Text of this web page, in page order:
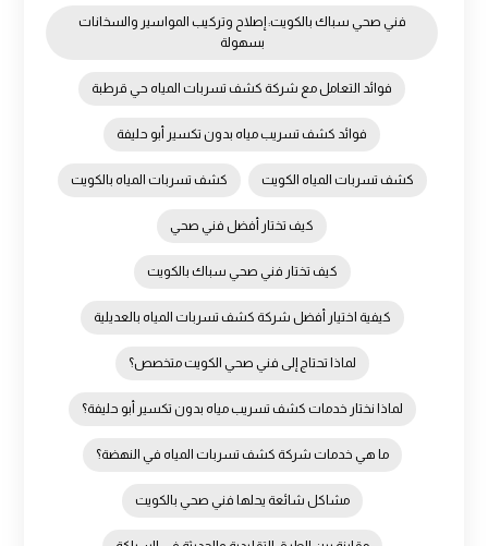
فني صحي سباك بالكويت: إصلاح وتركيب المواسير والسخانات
بسهولة
فوائد التعامل مع شركة كشف تسربات المياه حي قرطبة
فوائد كشف تسريب مياه بدون تكسير أبو حليفة
كشف تسربات المياه الكويت كشف تسربات المياه بالكويت
كيف تختار أفضل فني صحي
كيف تختار فني صحي سباك بالكويت
كيفية اختيار أفضل شركة كشف تسربات المياه بالعديلية
لماذا تحتاج إلى فني صحي الكويت متخصص؟
لماذا نختار خدمات كشف تسريب مياه بدون تكسير أبو حليفة؟
ما هي خدمات شركة كشف تسربات المياه في النهضة؟
مشاكل شائعة يحلها فني صحي بالكويت